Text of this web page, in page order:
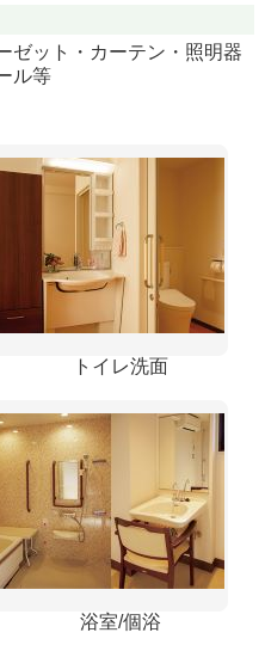
ゼット・カーテン・照明器
ル等
トイレ洗面
浴室/個浴